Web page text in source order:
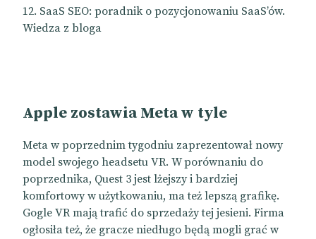
SaaS SEO: poradnik o pozycjonowaniu SaaS’ów.
Wiedza z bloga
Apple zostawia Meta w tyle
Meta w poprzednim tygodniu zaprezentował nowy
model swojego headsetu VR. W porównaniu do
poprzednika, Quest 3 jest lżejszy i bardziej
komfortowy w użytkowaniu, ma też lepszą grafikę.
Gogle VR mają trafić do sprzedaży tej jesieni. Firma
ogłosiła też, że gracze niedługo będą mogli grać w